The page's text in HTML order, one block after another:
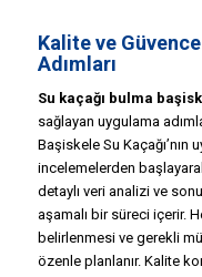
Kalite ve
Adımları
Su kaçağı bulma
sağlayan uygulama
Başiskele Su Kaçağı’nın
incelemelerden
detaylı veri analizi ve
aşamalı bir süreci içerir.
belirlenmesi ve gerekli
özenle planlanır. Kalite